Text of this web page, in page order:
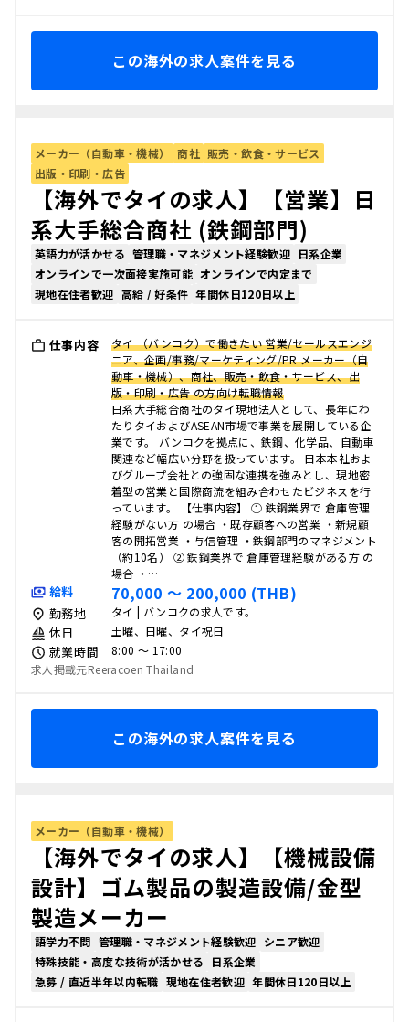
この海外の求人案件を見る
メーカー（自動車・機械） 商社 販売・飲食・サービス
出版・印刷・広告
【海外でタイの求人】【営業】日
系大手総合商社 (鉄鋼部門)
英語力が活かせる 管理職・マネジメント経験歓迎 日系企業
オンラインで一次面接実施可能 オンラインで内定まで
現地在住者歓迎 高給 / 好条件 年間休日120日以上
仕事内容
タイ （バンコク）で働きたい 営業/セールスエンジ
ニア、企画/事務/マーケティング/PR メーカー（自
動車・機械）、商社、販売・飲食・サービス、出
版・印刷・広告 の方向け転職情報
日系大手総合商社のタイ現地法人として、長年にわ
たりタイおよびASEAN市場で事業を展開している企
業です。 バンコクを拠点に、鉄鋼、化学品、自動車
関連など幅広い分野を扱っています。 日本本社およ
びグループ会社との強固な連携を強みとし、現地密
着型の営業と国際商流を組み合わせたビジネスを行
っています。 【仕事内容】 ① 鉄鋼業界で 倉庫管理
経験がない方 の場合 ・既存顧客への営業 ・新規顧
客の開拓営業 ・与信管理 ・鉄鋼部門のマネジメント
（約10名） ② 鉄鋼業界で 倉庫管理経験がある方 の
場合 ・…
給料 70,000 〜 200,000 (THB)
勤務地 タイ | バンコクの求人です。
休日 土曜、日曜、タイ祝日
就業時間
8:00 〜 17:00
求人掲載元Reeracoen Thailand
この海外の求人案件を見る
メーカー（自動車・機械）
【海外でタイの求人】【機械設備
設計】ゴム製品の製造設備/金型
製造メーカー
語学力不問 管理職・マネジメント経験歓迎 シニア歓迎
特殊技能・高度な技術が活かせる
日系企業
急募 / 直近半年以内転職 現地在住者歓迎 年間休日120日以上